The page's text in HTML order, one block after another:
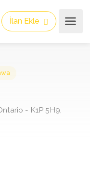
İlan Ekle
- K1P 5H9,